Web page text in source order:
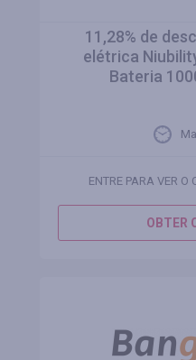
11,28% de
elétrica
Bateria
ENTRE PARA VER O
OBTER